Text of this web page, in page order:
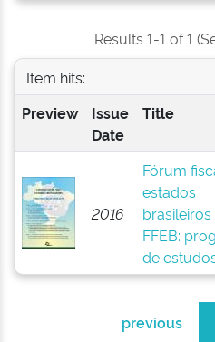
Results 1-1 of 1
Item hits:
Preview
Issue
Date
Title
2016
Fórum
estados
brasileiros
FFEB:
de
previous